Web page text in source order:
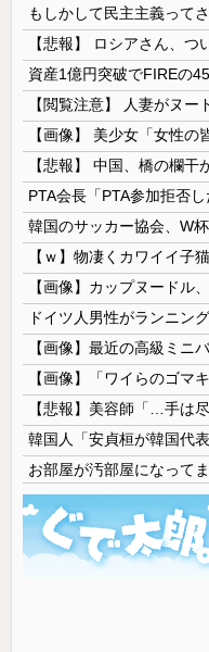
もしかして民主主義って
【悲報】 ロシアさん、
【ｗ】物凄くカワイイ子
【画像】カップヌードル
【画像】最近の高級ミニ
【画像】「ワイらのゴマ
【悲報】美容師「…手は
お部屋が汚部屋になってま